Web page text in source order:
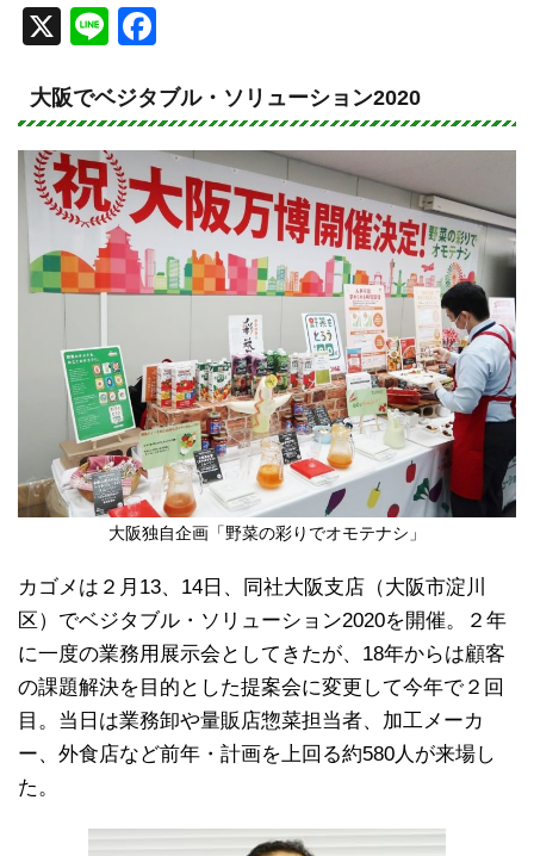
X
Li
e
c
e
b
o
o
k
大阪でベジタブル・ソリューション2020
大阪独自企画「野菜の彩りでオモテナシ」
カゴメは２月13、14日、同社大阪支店（大阪市淀川
区）でベジタブル・ソリューション2020を開催。２年
に一度の業務用展示会としてきたが、18年からは顧客
の課題解決を目的とした提案会に変更して今年で２回
目。当日は業務卸や量販店惣菜担当者、加工メーカ
ー、外食店など前年・計画を上回る約580人が来場し
た。